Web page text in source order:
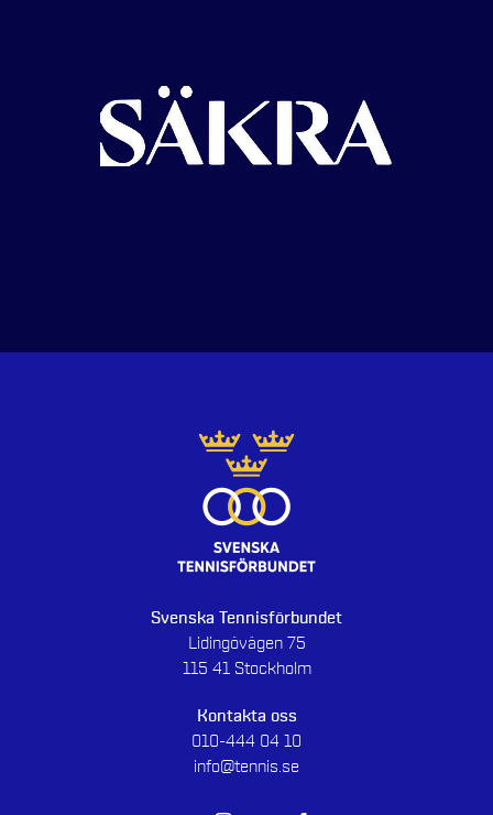
Svenska Tennisförbundet
Lidingövägen 75
115 41 Stockholm
Kontakta oss
010-444 04 10
info@tennis.se